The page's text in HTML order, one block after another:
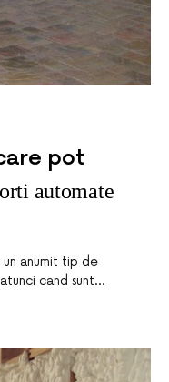
pot
automate
anumit tip de
cand sunt…